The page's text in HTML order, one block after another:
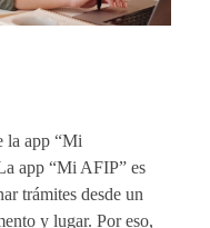
la app “Mi
app “Mi AFIP” es
trámites desde un
y lugar. Por eso,